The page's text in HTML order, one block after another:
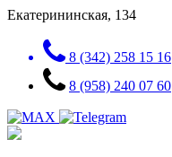
Екатерининская, 134
8 (342) 258 15 16
8 (958) 240 07 60